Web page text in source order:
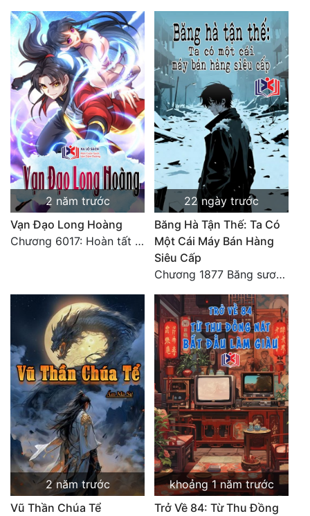
2 năm trước
Vạn Đạo Long Hoàng
Chương 6017: Hoàn tất cảm nghĩ của tác giả
22 ngày trước
Băng Hà Tận Thế: Ta Có
Một Cái Máy Bán Hàng
Siêu Cấp
Chương 1877 Băng sương kết giới
2 năm trước
Vũ Thần Chúa Tể
khoảng 1 năm trước
Trở Về 84: Từ Thu Đồng